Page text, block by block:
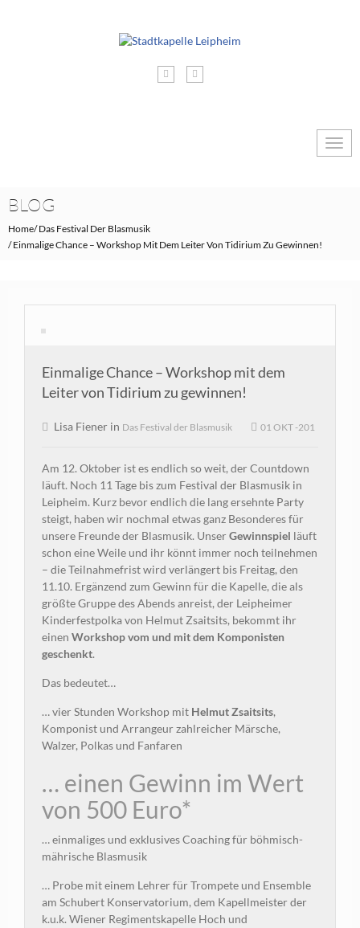
BLOG
Home Das Festival Der Blasmusik
Einmalige Chance – Workshop Mit Dem Leiter Von Tidirium Zu Gewinnen!
Einmalige Chance – Workshop mit dem
Leiter von Tidirium zu gewinnen!
Lisa Fiener in Das Festival der Blasmusik 01 OKT -201
Am 12. Oktober ist es endlich so weit, der Countdown
läuft. Noch 11 Tage bis zum Festival der Blasmusik in
Leipheim. Kurz bevor endlich die lang ersehnte Party
steigt, haben wir nochmal etwas ganz Besonderes für
unsere Freunde der Blasmusik. UnserGewinnspiel läuft
schon eine Weile und ihr könnt immer noch teilnehmen
– die Teilnahmefrist wird verlängert bis Freitag, den
11.10. Ergänzend zum Gewinn für die Kapelle, die als
größte Gruppe des Abends anreist, der Leipheimer
Kinderfestpolka von Helmut Zsaitsits, bekommt ihr
einen Workshop vom und mit dem Komponisten
geschenkt.
Das bedeutet…
… vier Stunden Workshop mit Helmut Zsaitsits,
Komponist und Arrangeur zahlreicher Märsche,
Walzer, Polkas und Fanfaren
… einen Gewinn im Wert
von 500 Euro*
… einmaliges und exklusives Coaching für böhmisch-
mährische Blasmusik
… Probe mit einem Lehrer für Trompete und Ensemble
am Schubert Konservatorium, dem Kapellmeister der
k.u.k. Wiener Regimentskapelle Hoch und